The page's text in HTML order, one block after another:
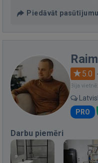
Piedāvāt pasūtījumu
5.0 ·
Bija
PRO
Darbu piemēri